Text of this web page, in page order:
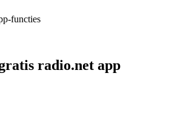
functies
radio.net app